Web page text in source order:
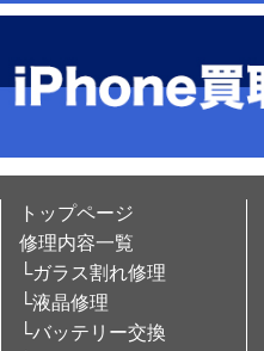
トップページ
修理内容一覧
└ガラス割れ修理
└液晶修理
└バッテリー交換